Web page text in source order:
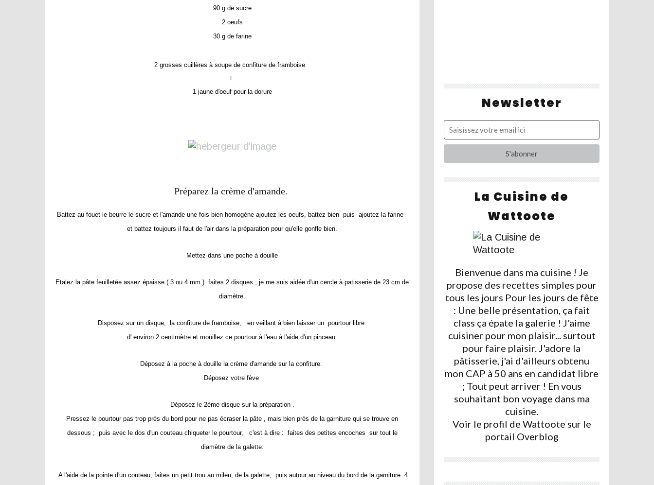
90 g de sucre
2 oeufs
30 g de farine
2 grosses cuillères à soupe de confiture de framboise
+
1 jaune d'oeuf pour la dorure
Préparez la crème d'amande.
Battez au fouet le beurre le sucre et l'amande une fois bien homogène ajoutez les oeufs, battez bien puis ajoutez la farine
et battez toujours il faut de l'air dans la préparation pour qu'elle gonfle bien.
Mettez dans une poche à douille
Etalez la pâte feuilletée assez épaisse ( 3 ou 4 mm ) faites 2 disques ; je me suis aidée d'un cercle à patisserie de 23 cm de
diamètre.
Disposez sur un disque, la confiture de framboise, en veillant à bien laisser un pourtour libre
d' environ 2 centimètre et mouillez ce pourtour à l'eau à l'aide d'un pinceau.
Déposez à la poche à douille la crème d'amande sur la confiture.
Déposez votre fève
Déposez le 2ème disque sur la préparation .
Pressez le pourtour pas trop près du bord pour ne pas écraser la pâte , mais bien près de la garniture qui se trouve en
dessous ; puis avec le dos d'un couteau chiqueter le pourtour, c'est à dire : faites des petites encoches sur tout le
diamètre de la galette.
A l'aide de la pointe d'un couteau, faites un petit trou au mileu, de la galette, puis autour au niveau du bord de la garniture 4
Newsletter
La Cuisine de
Wattoote
Bienvenue dans ma cuisine ! Je
propose des recettes simples pour
tous les jours Pour les jours de fête
: Une belle présentation, ça fait
class ça épate la galerie ! J'aime
cuisiner pour mon plaisir... surtout
pour faire plaisir. J'adore la
pâtisserie, j'ai d'ailleurs obtenu
mon CAP à 50 ans en candidat libre
; Tout peut arriver ! En vous
souhaitant bon voyage dans ma
cuisine.
Voir le profil de Wattoote sur le
portail Overblog